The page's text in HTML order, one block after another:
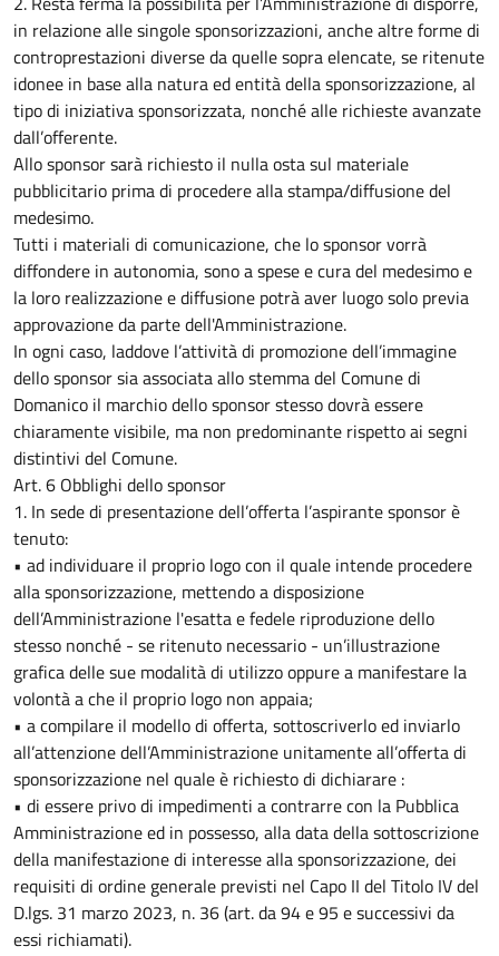
in relazione alle singole sponsorizzazioni, anche altre forme di
controprestazioni diverse da quelle sopra elencate, se ritenute
idonee in base alla natura ed entità della sponsorizzazione, al
tipo di iniziativa sponsorizzata, nonché alle richieste avanzate
dall’offerente.
Allo sponsor sarà richiesto il nulla osta sul materiale
pubblicitario prima di procedere alla stampa/diffusione del
medesimo.
Tutti i materiali di comunicazione, che lo sponsor vorrà
diffondere in autonomia, sono a spese e cura del medesimo e
la loro realizzazione e diffusione potrà aver luogo solo previa
approvazione da parte dell'Amministrazione.
In ogni caso, laddove l’attività di promozione dell’immagine
dello sponsor sia associata allo stemma del Comune di
Domanico il marchio dello sponsor stesso dovrà essere
chiaramente visibile, ma non predominante rispetto ai segni
distintivi del Comune.
Art. 6 Obblighi dello sponsor
1. In sede di presentazione dell’offerta l’aspirante sponsor è
tenuto:
• ad individuare il proprio logo con il quale intende procedere
alla sponsorizzazione, mettendo a disposizione
dell’Amministrazione l'esatta e fedele riproduzione dello
stesso nonché - se ritenuto necessario - un’illustrazione
grafica delle sue modalità di utilizzo oppure a manifestare la
volontà a che il proprio logo non appaia;
• a compilare il modello di offerta, sottoscriverlo ed inviarlo
all’attenzione dell’Amministrazione unitamente all’offerta di
sponsorizzazione nel quale è richiesto di dichiarare :
• di essere privo di impedimenti a contrarre con la Pubblica
Amministrazione ed in possesso, alla data della sottoscrizione
della manifestazione di interesse alla sponsorizzazione, dei
requisiti di ordine generale previsti nel Capo II del Titolo IV del
D.lgs. 31 marzo 2023, n. 36 (art. da 94 e 95 e successivi da
essi richiamati).